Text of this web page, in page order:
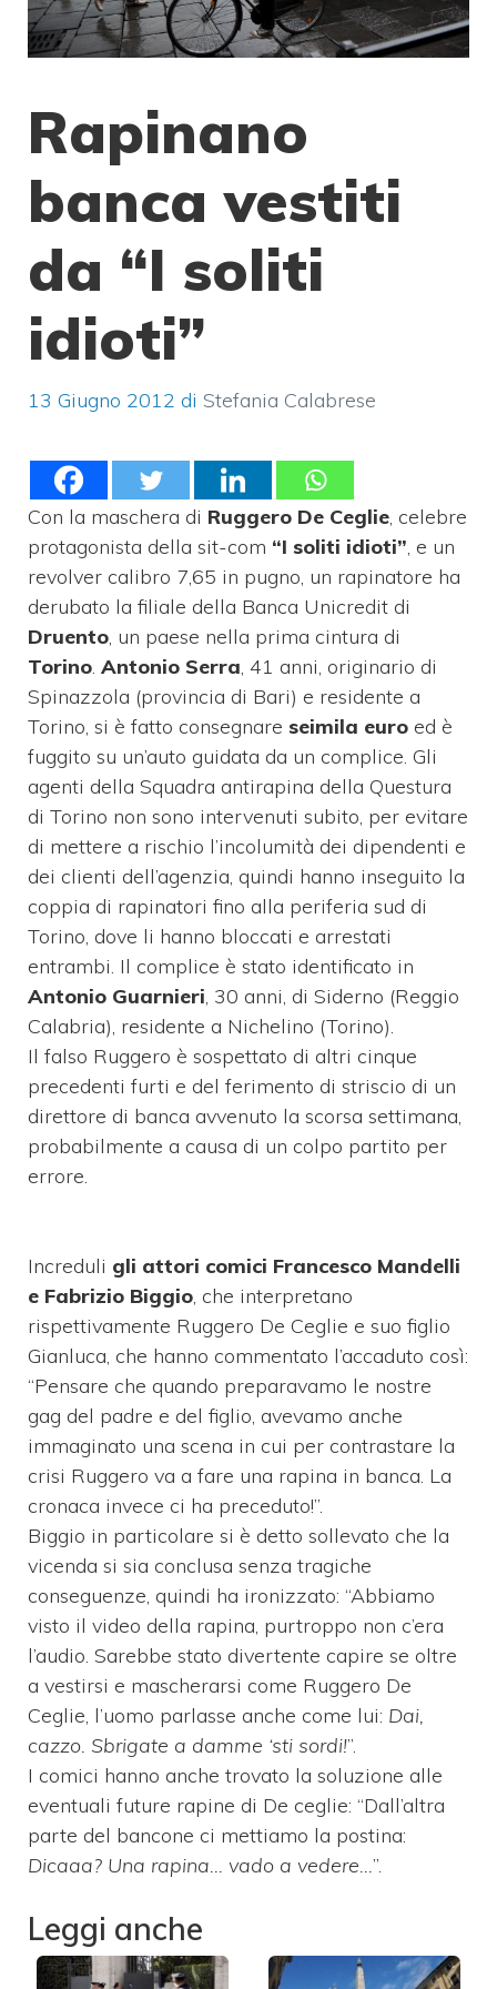
Rapinano
banca vestiti
da “I soliti
idioti”
13 Giugno 2012 di Stefania Calabrese
Con la maschera di Ruggero De Ceglie , celebre
protagonista della sit-com “I soliti idioti” , e un
revolver calibro 7,65 in pugno, un rapinatore ha
derubato la filiale della Banca Unicredit di
Druento , un paese nella prima cintura di
Torino Antonio Serra , 41 anni, originario di
Spinazzola (provincia di Bari) e residente a
Torino, si è fatto consegnare seimila euro ed è
fuggito su un’auto guidata da un complice. Gli
agenti della Squadra antirapina della Questura
di Torino non sono intervenuti subito, per evitare
di mettere a rischio l’incolumità dei dipendenti e
dei clienti dell’agenzia, quindi hanno inseguito la
coppia di rapinatori fino alla periferia sud di
Torino, dove li hanno bloccati e arrestati
entrambi. Il complice è stato identificato in
Antonio Guarnieri , 30 anni, di Siderno (Reggio
Calabria), residente a Nichelino (Torino).
Il falso Ruggero è sospettato di altri cinque
precedenti furti e del ferimento di striscio di un
direttore di banca avvenuto la scorsa settimana,
probabilmente a causa di un colpo partito per
errore.
Increduli gli attori comici Francesco Mandelli
e Fabrizio Biggio , che interpretano
rispettivamente Ruggero De Ceglie e suo figlio
Gianluca, che hanno commentato l’accaduto così:
“Pensare che quando preparavamo le nostre
gag del padre e del figlio, avevamo anche
immaginato una scena in cui per contrastare la
crisi Ruggero va a fare una rapina in banca. La
cronaca invece ci ha preceduto!”.
Biggio in particolare si è detto sollevato che la
vicenda si sia conclusa senza tragiche
conseguenze, quindi ha ironizzato: “Abbiamo
visto il video della rapina, purtroppo non c’era
l’audio. Sarebbe stato divertente capire se oltre
a vestirsi e mascherarsi come Ruggero De
Ceglie, l’uomo parlasse anche come lui: Dai,
cazzo. Sbrigate a damme ‘sti sordi!”.
I comici hanno anche trovato la soluzione alle
eventuali future rapine di De ceglie: “Dall’altra
parte del bancone ci mettiamo la postina:
Dicaaa? Una rapina… vado a vedere… ”.
Leggi anche